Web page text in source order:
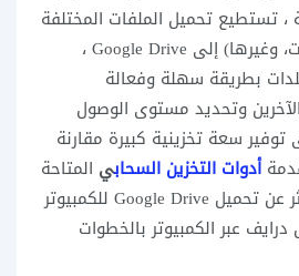
تستطيع تحميل الملفات المختلفة
(وثائق، صور، فيديوهات، وغيرها) إلى Google Drive ،
بطريقة سهلة وفعالة
وتحديد مستوى الوصول
توفير سعة تخزينية كبيرة مقارنة
أدوات التخزين السحابي المتاحة
حاليا ، تابع تفاصيل أكثر عن تحميل Google Drive للكمبيوتر
عبر الكمبيوتر بالخطوات